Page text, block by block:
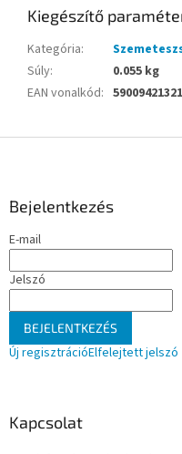
Kiegészítő
Kategória:
Súly:
0.055 kg
EAN vonalkód:
Bejelentkezés
E-mail
Jelszó
BEJELENTKEZÉS
Új regisztrációElfelejtett jelszó
Kapcsolat